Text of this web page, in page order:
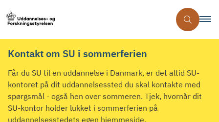
Kontakt om SU i sommerferien
Får du SU til en uddannelse i Danmark, er det altid SU-
kontoret på dit uddannelsessted du skal kontakte med
spørgsmål - også hen over sommeren. Tjek, hvornår dit
SU-kontor holder lukket i sommerferien på
uddannelsesstedets egen hjemmeside.